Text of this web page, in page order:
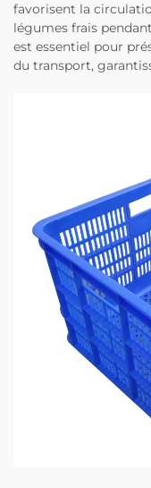
favorisent la
légumes frais
est essentiel pour
du transport,